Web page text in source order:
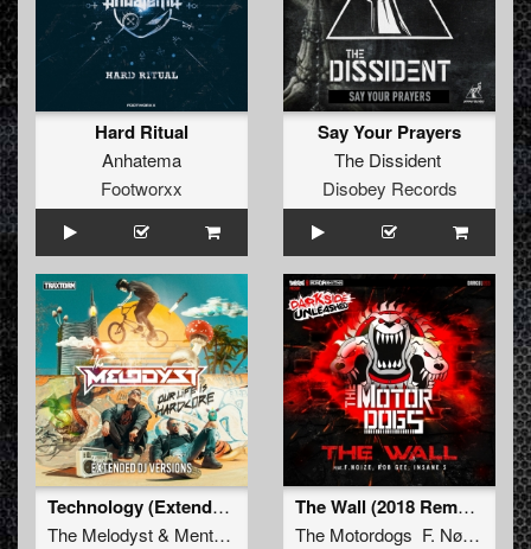
Hard Ritual
Anhatema
Footworxx
Say Your Prayers
The Dissident
Disobey Records
Technology (Extended Mix)
The Melodyst& Menthalquake
The Wall (2018 Remastered)
The Motordogs F. NøIzE Rob GEE